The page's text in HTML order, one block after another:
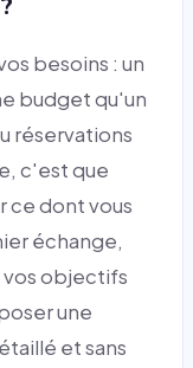
besoins : un
budget qu'un
réservations
c'est que
ce dont vous
échange,
vos objectifs
une
et sans